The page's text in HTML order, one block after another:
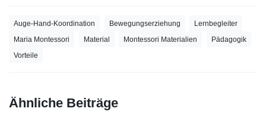
Auge-Hand-Koordination Bewegungserziehung
Lernbegleiter
Maria Montessori
Material Montessori Materialien
Pädagogik
Vorteile
Ähnliche Beiträge